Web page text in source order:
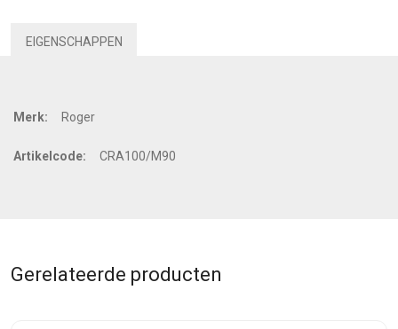
EIGENSCHAPPEN
Merk: Roger
Artikelcode: CRA100/M90
Gerelateerde producten